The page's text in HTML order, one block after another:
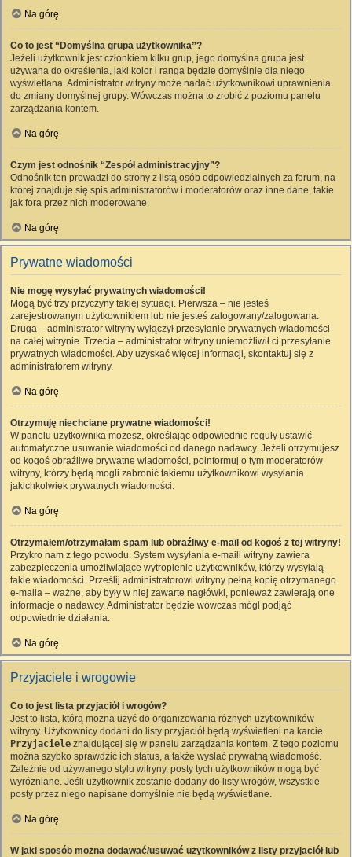
Na górę
Co to jest “Domyślna grupa użytkownika”?
Jeżeli użytkownik jest członkiem kilku grup, jego domyślna grupa jest
używana do określenia, jaki kolor i ranga będzie domyślnie dla niego
wyświetlana. Administrator witryny może nadać użytkownikowi uprawnienia
do zmiany domyślnej grupy. Wówczas można to zrobić z poziomu panelu
zarządzania kontem.
Na górę
Czym jest odnośnik “Zespół administracyjny”?
Odnośnik ten prowadzi do strony z listą osób odpowiedzialnych za forum, na
której znajduje się spis administratorów i moderatorów oraz inne dane, takie
jak fora przez nich moderowane.
Na górę
Prywatne wiadomości
Nie mogę wysyłać prywatnych wiadomości!
Mogą być trzy przyczyny takiej sytuacji. Pierwsza – nie jesteś
zarejestrowanym użytkownikiem lub nie jesteś zalogowany/zalogowana.
Druga – administrator witryny wyłączył przesyłanie prywatnych wiadomości
na całej witrynie. Trzecia – administrator witryny uniemożliwił ci przesyłanie
prywatnych wiadomości. Aby uzyskać więcej informacji, skontaktuj się z
administratorem witryny.
Na górę
Otrzymuję niechciane prywatne wiadomości!
W panelu użytkownika możesz, określając odpowiednie reguły ustawić
automatyczne usuwanie wiadomości od danego nadawcy. Jeżeli otrzymujesz
od kogoś obraźliwe prywatne wiadomości, poinformuj o tym moderatorów
witryny, którzy będą mogli zabronić takiemu użytkownikowi wysyłania
jakichkolwiek prywatnych wiadomości.
Na górę
Otrzymałem/otrzymałam spam lub obraźliwy e-mail od kogoś z tej witryny!
Przykro nam z tego powodu. System wysyłania e-maili witryny zawiera
zabezpieczenia umożliwiające wytropienie użytkowników, którzy wysyłają
takie wiadomości. Prześlij administratorowi witryny pełną kopię otrzymanego
e-maila – ważne, aby były w niej zawarte nagłówki, ponieważ zawierają one
informacje o nadawcy. Administrator będzie wówczas mógł podjąć
odpowiednie działania.
Na górę
Przyjaciele i wrogowie
Co to jest lista przyjaciół i wrogów?
Jest to lista, którą można użyć do organizowania różnych użytkowników
witryny. Użytkownicy dodani do listy przyjaciół będą wyświetleni na karcie
Przyjaciele znajdującej się w panelu zarządzania kontem. Z tego poziomu
można szybko sprawdzić ich status, a także wysłać prywatną wiadomość.
Zależnie od używanego stylu witryny, posty tych użytkowników mogą być
wyróżniane. Jeśli użytkownik zostanie dodany do listy wrogów, wszystkie
posty przez niego napisane domyślnie nie będą wyświetlane.
Na górę
W jaki sposób można dodawać/usuwać użytkowników z listy przyjaciół lub